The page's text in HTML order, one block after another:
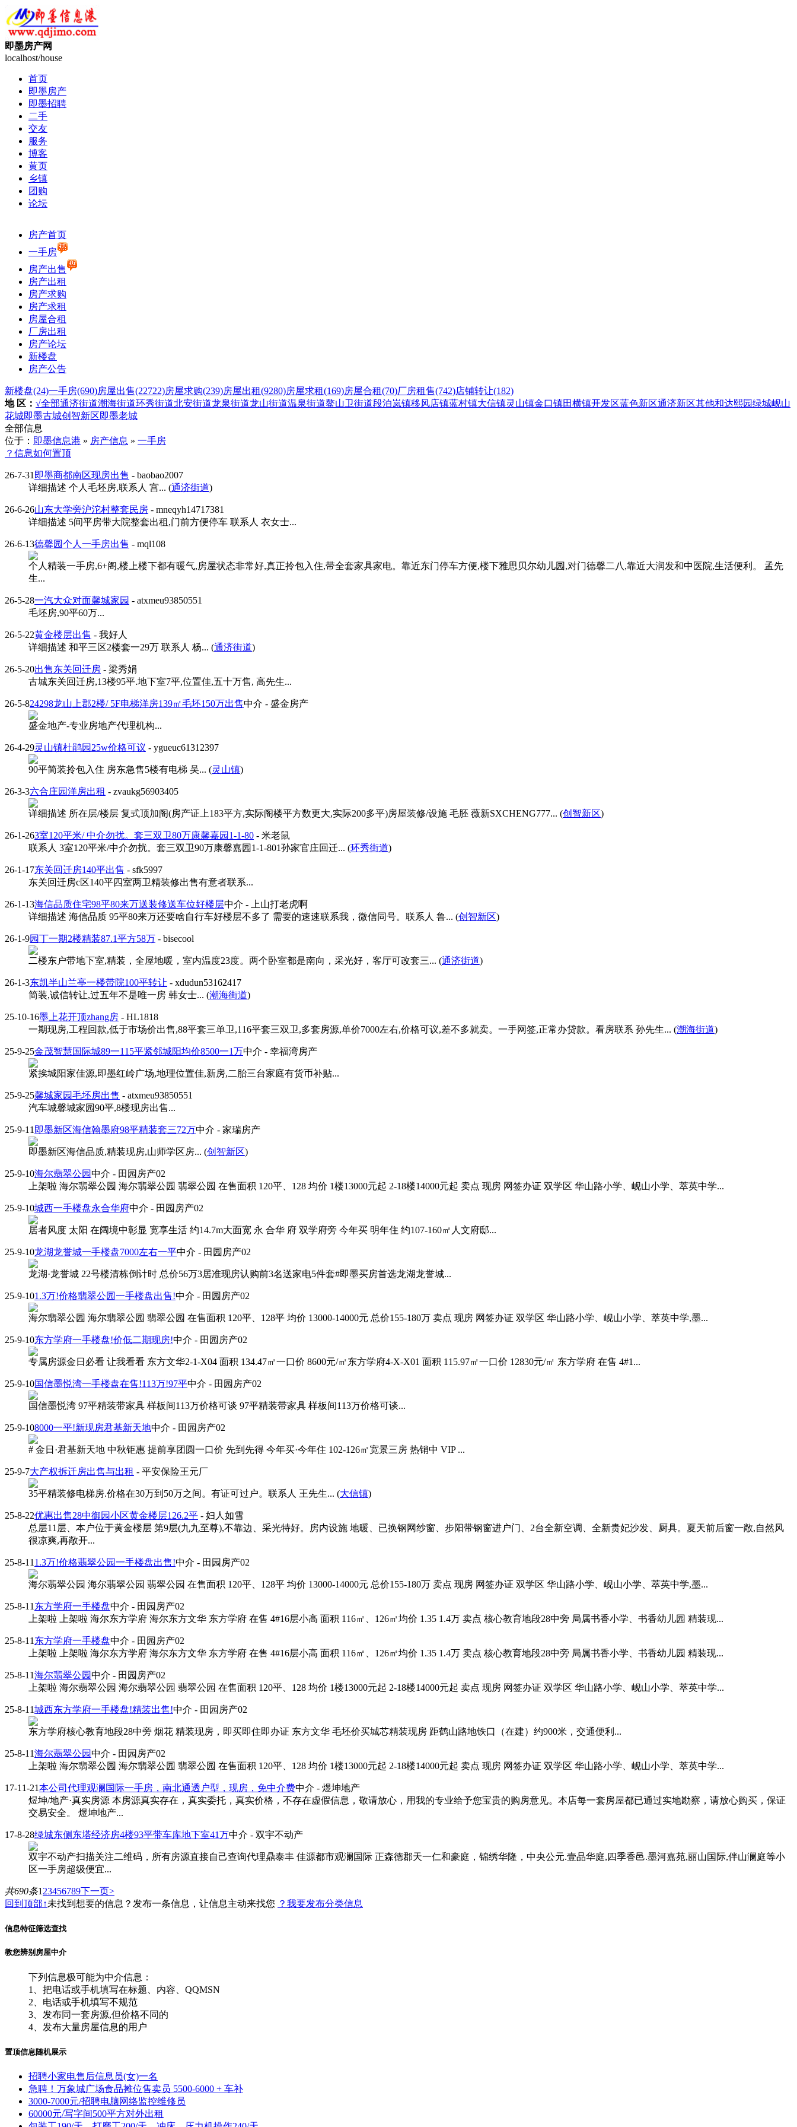
即墨房产网
localhost/house
首页
即墨房产
即墨招聘
二手
交友
服务
博客
黄页
乡镇
团购
论坛
房产首页
一手房
房产出售
房产出租
房产求购
房产求租
房屋合租
厂房出租
房产论坛
新楼盘
房产公告
新楼盘(24)一手房(690)房屋出售(22722)房屋求购(239)房屋出租(9280)房屋求租(169)房屋合租(70)厂房租售(742)店铺转让(182)
地 区： √全部通济街道潮海街道环秀街道北安街道龙泉街道龙山街道温泉街道鳌山卫街道段泊岚镇移风店镇蓝村镇大信镇灵山镇金口镇田横镇开发区蓝色新区通济新区其他和达熙园绿城岘山
花城即墨古城创智新区即墨老城
全部信息
位于： 即墨信息港 » 房产信息 » 一手房
？信息如何置顶
26-7-31 即墨商都南区现房出售 - baobao2007
详细描述 个人毛坯房,联系人 宫... (通济街道)
26-6-26山东大学旁沪沱村整套民房 - mneqyh14717381
详细描述 5间平房带大院整套出租,门前方便停车 联系人 衣女士...
26-6-13德馨园个人一手房出售 - mql108
个人精装一手房,6+阁,楼上楼下都有暖气,房屋状态非常好,真正拎包入住,带全套家具家电。靠近东门停车方便,楼下雅思贝尔幼儿园,对门德馨二八,靠近大润发和中医院,生活便利。 孟先
生...
26-5-28一汽大众对面馨城家园 - atxmeu93850551
毛坯房,90平60万...
26-5-22黄金楼层出售 - 我好人
详细描述 和平三区2楼套一29万 联系人 杨... (通济街道)
26-5-20出售东关回迁房 - 梁秀娟
古城东关回迁房,13楼95平.地下室7平,位置佳,五十万售, 高先生...
26-5-824298龙山上郡2楼/ 5F电梯洋房139㎡毛坯150万出售中介 - 盛金房产
盛金地产-专业房地产代理机构...
26-4-29灵山镇杜鹃园25w价格可议 - ygueuc61312397
90平简装拎包入住 房东急售5楼有电梯 吴... (灵山镇)
26-3-3六合庄园洋房出租 - zvaukg56903405
详细描述 所在层/楼层 复式顶加阁(房产证上183平方,实际阁楼平方数更大,实际200多平)房屋装修/设施 毛胚 薇新SXCHENG777... (创智新区)
26-1-263室120平米/ 中介勿扰。套三双卫80万康馨嘉园1-1-80 - 米老鼠
联系人 3室120平米/中介勿扰。套三双卫90万康馨嘉园1-1-801孙家官庄回迁... (环秀街道)
26-1-17东关回迁房140平出售 - sfk5997
东关回迁房c区140平四室两卫精装修出售有意者联系...
26-1-13海信品质住宅98平80来万送装修送车位好楼层中介 - 上山打老虎啊
详细描述 海信品质 95平80来万还要啥自行车好楼层不多了 需要的速速联系我，微信同号。联系人 鲁... (创智新区)
26-1-9园丁一期2楼精装87.1平方58万 - bisecool
二楼东户带地下室,精装，全屋地暖，室内温度23度。两个卧室都是南向，采光好，客厅可改套三... (通济街道)
26-1-3东凯半山兰亭一楼带院100平转让 - xdudun53162417
简装,诚信转让,过五年不是唯一房 韩女士... (潮海街道)
25-10-16墨上花开顶zhang房 - HL1818
一期现房,工程回款,低于市场价出售,88平套三单卫,116平套三双卫,多套房源,单价7000左右,价格可议,差不多就卖。一手网签,正常办贷款。看房联系 孙先生... (潮海街道)
25-9-25金茂智慧国际城89一115平紧邻城阳均价8500一1万中介 - 幸福湾房产
紧挨城阳家佳源,即墨红岭广场,地理位置佳,新房,二胎三台家庭有货币补贴...
25-9-25馨城家园毛坯房出售 - atxmeu93850551
汽车城馨城家园90平,8楼现房出售...
25-9-11 即墨新区海信翰墨府98平精装套三72万中介 - 家瑞房产
即墨新区海信品质,精装现房,山师学区房... (创智新区)
25-9-10海尔翡翠公园中介 - 田园房产02
上架啦 海尔翡翠公园 海尔翡翠公园 翡翠公园 在售面积 120平、128 均价 1楼13000元起 2-18楼14000元起 卖点 现房 网签办证 双学区 华山路小学、岘山小学、萃英中学...
25-9-10城西一手楼盘永合华府中介 - 田园房产02
居者风度 太阳 在阔境中彰显 宽享生活 约14.7m大面宽 永 合华 府 双学府旁 今年买 明年住 约107-160㎡人文府邸...
25-9-10龙湖龙誉城一手楼盘7000左右一平中介 - 田园房产02
龙湖·龙誉城 22号楼清栋倒计时 总价56万3居准现房认购前3名送家电5件套#即墨买房首选龙湖龙誉城...
25-9-101.3万!价格翡翠公园一手楼盘出售!中介 - 田园房产02
海尔翡翠公园 海尔翡翠公园 翡翠公园 在售面积 120平、128平 均价 13000-14000元 总价155-180万 卖点 现房 网签办证 双学区 华山路小学、岘山小学、萃英中学,墨...
25-9-10东方学府一手楼盘!价低二期现房!中介 - 田园房产02
专属房源金日必看 让我看看 东方文华2-1-X04 面积 134.47㎡一口价 8600元/㎡东方学府4-X-X01 面积 115.97㎡一口价 12830元/㎡ 东方学府 在售 4#1...
25-9-10国信墨悦湾一手楼盘在售!113万!97平中介 - 田园房产02
国信墨悦湾 97平精装带家具 样板间113万价格可谈 97平精装带家具 样板间113万价格可谈...
25-9-108000一平!新现房君基新天地中介 - 田园房产02
# 金日·君基新天地 中秋钜惠 提前享团圆一口价 先到先得 今年买·今年住 102-126㎡宽景三房 热销中 VIP ...
25-9-7大产权拆迁房出售与出租 - 平安保险王元厂
35平精装修电梯房.价格在30万到50万之间。有证可过户。联系人 王先生... (大信镇)
25-8-22优惠出售28中御园小区黄金楼层126.2平 - 妇人如雪
总层11层、本户位于黄金楼层 第9层(九九至尊),不靠边、采光特好。房内设施 地暖、已换钢网纱窗、步阳带钢窗进户门、2台全新空调、全新贵妃沙发、厨具。夏天前后窗一敞,自然风
很凉爽,再敞开...
25-8-11 1.3万!价格翡翠公园一手楼盘出售!中介 - 田园房产02
海尔翡翠公园 海尔翡翠公园 翡翠公园 在售面积 120平、128平 均价 13000-14000元 总价155-180万 卖点 现房 网签办证 双学区 华山路小学、岘山小学、萃英中学,墨...
25-8-11 东方学府一手楼盘中介 - 田园房产02
上架啦 上架啦 海尔东方学府 海尔东方文华 东方学府 在售 4#16层小高 面积 116㎡、126㎡均价 1.35 1.4万 卖点 核心教育地段28中旁 局属书香小学、书香幼儿园 精装现...
25-8-11 东方学府一手楼盘中介 - 田园房产02
上架啦 上架啦 海尔东方学府 海尔东方文华 东方学府 在售 4#16层小高 面积 116㎡、126㎡均价 1.35 1.4万 卖点 核心教育地段28中旁 局属书香小学、书香幼儿园 精装现...
25-8-11海尔翡翠公园中介 - 田园房产02
上架啦 海尔翡翠公园 海尔翡翠公园 翡翠公园 在售面积 120平、128 均价 1楼13000元起 2-18楼14000元起 卖点 现房 网签办证 双学区 华山路小学、岘山小学、萃英中学...
25-8-11城西东方学府一手楼盘!精装出售!中介 - 田园房产02
东方学府核心教育地段28中旁 烟花 精装现房，即买即住即办证 东方文华 毛坯价买城芯精装现房 距鹤山路地铁口（在建）约900米，交通便利...
25-8-11海尔翡翠公园中介 - 田园房产02
上架啦 海尔翡翠公园 海尔翡翠公园 翡翠公园 在售面积 120平、128 均价 1楼13000元起 2-18楼14000元起 卖点 现房 网签办证 双学区 华山路小学、岘山小学、萃英中学...
17-11-21本公司代理观澜国际一手房，南北通透户型，现房，免中介费中介 - 煜坤地产
煜坤/地产·真实房源 本房源真实存在，真实委托，真实价格，不存在虚假信息，敬请放心，用我的专业给予您宝贵的购房意见。本店每一套房屋都已通过实地勘察，请放心购买，保证
交易安全。 煜坤地产...
17-8-28绿城东侧东塔经济房4楼93平带车库地下室41万中介 - 双宇不动产
双宇不动产扫描关注二维码，所有房源直接自己查询代理鼎泰丰 佳源都市观澜国际 正森德郡天一仁和豪庭，锦绣华隆，中央公元.壹品华庭,四季香邑.墨河嘉苑,丽山国际,伴山澜庭等小
区一手房超级便宜...
共690条1 23456789下一页>
回到顶部↑未找到想要的信息？发布一条信息，让信息主动来找您 ？我要发布分类信息
信息特征筛选查找
教您辨别房屋中介
下列信息极可能为中介信息：
1、把电话或手机填写在标题、内容、QQMSN
2、电话或手机填写不规范
3、发布同一套房源,但价格不同的
4、发布大量房屋信息的用户
置顶信息随机展示
招聘小家电售后信息员(女)一名
急聘！万象城广场食品摊位售卖员 5500-6000 + 车补
3000-7000元/招聘电脑网络监控维修员
60000元/写字间500平方对外出租